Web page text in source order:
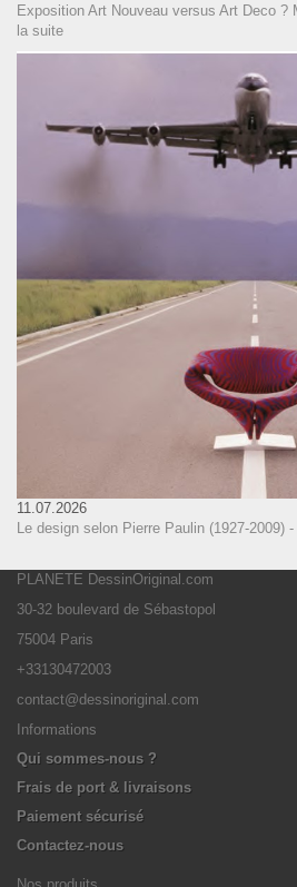
Exposition Art Nouveau versus Art Deco ?
la suite
11.07.2026
Le design selon Pierre Paulin (1927-2009)
PLANETE DessinOriginal.com
30-32 boulevard de Sébastopol
75004 Paris
+33130472003
contact@dessinoriginal.com
Informations
Qui sommes-nous ?
Frais de port & livraisons
Paiement sécurisé
Contactez-nous